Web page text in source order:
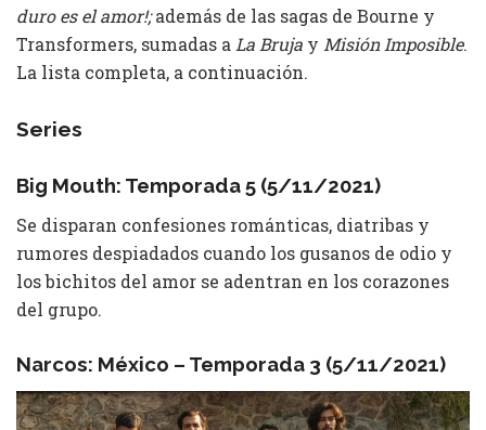
duro es el amor!;además de las sagas de Bourne y
Transformers, sumadas a La Bruja y Misión Imposible.
La lista completa, a continuación.
Series
Big Mouth: Temporada 5 (5/11/2021)
Se disparan confesiones románticas, diatribas y
rumores despiadados cuando los gusanos de odio y
los bichitos del amor se adentran en los corazones
del grupo.
Narcos: México – Temporada 3 (5/11/2021)